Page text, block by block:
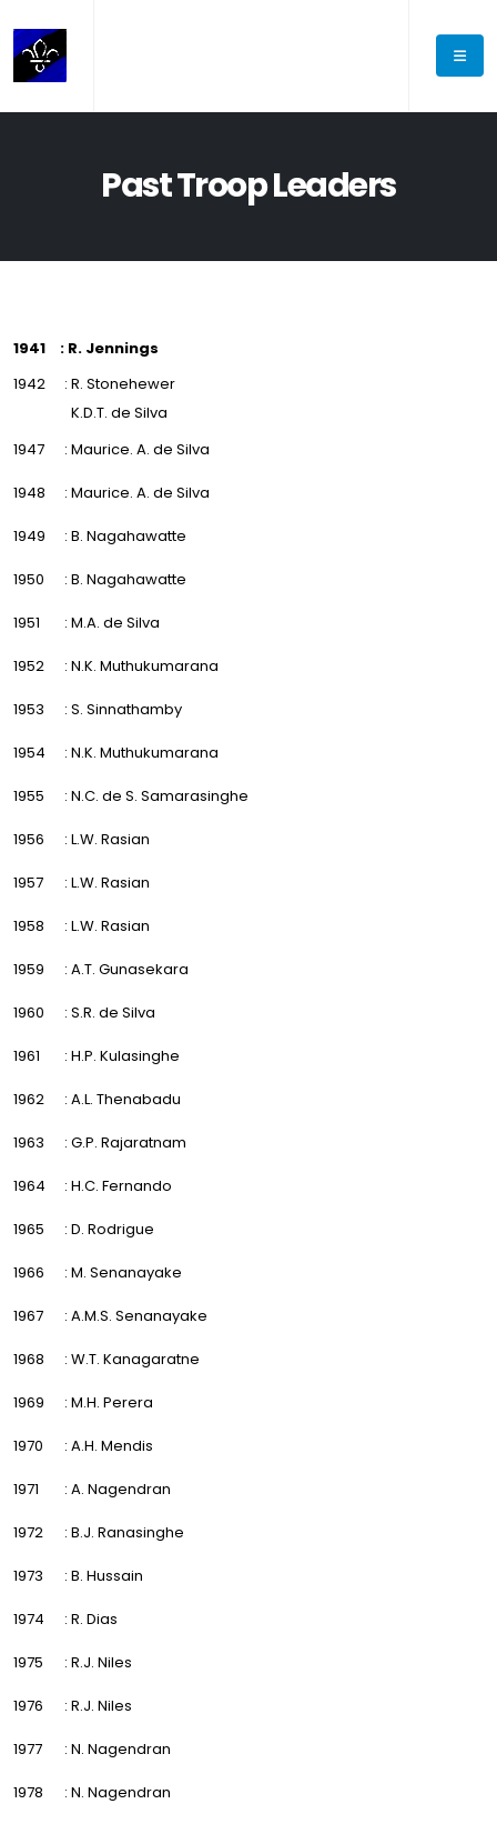
Past Troop Leaders
1941 : R. Jennings
1942
: R. Stonehewer
K.D.T. de Silva
1947
: Maurice. A. de Silva
1948 : Maurice. A. de Silva
1949 : B. Nagahawatte
1950 : B. Nagahawatte
1951 : M.A. de Silva
1952 : N.K. Muthukumarana
1953 : S. Sinnathamby
1954 : N.K. Muthukumarana
1955 : N.C. de S. Samarasinghe
1956 : L.W. Rasian
1957 : L.W. Rasian
1958 : L.W. Rasian
1959 : A.T. Gunasekara
1960 : S.R. de Silva
1961 : H.P. Kulasinghe
1962 : A.L. Thenabadu
1963 : G.P. Rajaratnam
1964 : H.C. Fernando
1965 : D. Rodrigue
1966 : M. Senanayake
1967 : A.M.S. Senanayake
1968 : W.T. Kanagaratne
1969 : M.H. Perera
1970 : A.H. Mendis
1971 : A. Nagendran
1972 : B.J. Ranasinghe
1973 : B. Hussain
1974 : R. Dias
1975 : R.J. Niles
1976 : R.J. Niles
1977 : N. Nagendran
1978 : N. Nagendran